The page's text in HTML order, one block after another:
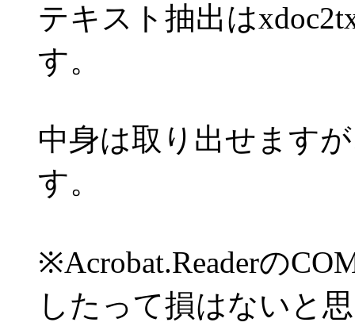
テキスト抽出は
す。
中身は取り出せます
す。
※Acrobat.Readerの
したって損はないと